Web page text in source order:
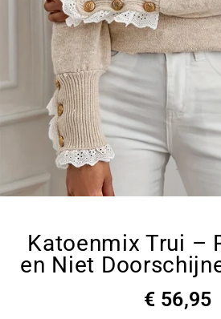
Katoenmix Trui –
en Niet
€ 56,95